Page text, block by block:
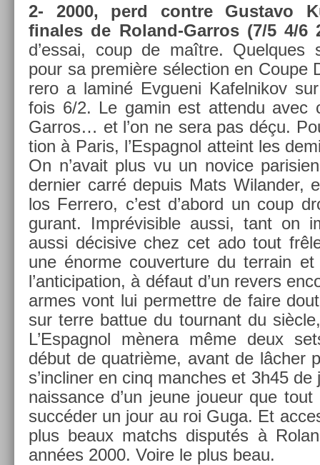
2- 2000, perd con­tre Gus­tavo
finales de Roland-Garros (7/5 4/6
d’essai, coup de maître. Quel­ques
pour sa première sélec­tion en Coupe
rero a laminé Ev­gueni Kafel­nikov
fois 6/2. Le gamin est at­tendu avec
Garros… et l’on ne sera pas déçu.
tion à Paris, l’Es­pagnol at­teint les
On n’avait plus vu un novice
de­rni­er carré de­puis Mats Wiland­er,
los Fer­rero, c’est d’abord un coup
gurant. Im­prévisib­le aussi, tant on
aussi décisive chez cet ado tout
une énorme co­uver­ture du ter­rain
l’an­ticipa­tion, à défaut d’un re­v­ers
armes vont lui per­mettre de faire
sur terre bat­tue du tour­nant du
L’Es­pagnol mènera même deux
début de quat­rième, avant de lâcher
s’inclin­er en cinq man­ches et 3h45 de
nais­sance d’un jeune joueur que
succéder un jour au roi Guga. Et
plus beaux matchs dis­putés à
années 2000. Voire le plus beau.